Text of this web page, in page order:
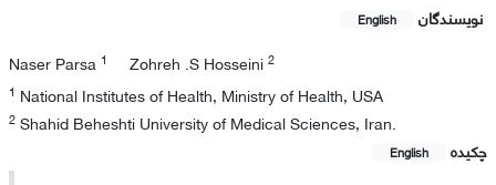
نویسندگان English
Naser Parsa 1 Zohreh .S Hosseini 2
1 National Institutes of Health, Ministry of Health, USA
2 Shahid Beheshti University of Medical Sciences, Iran.
چکیده
English